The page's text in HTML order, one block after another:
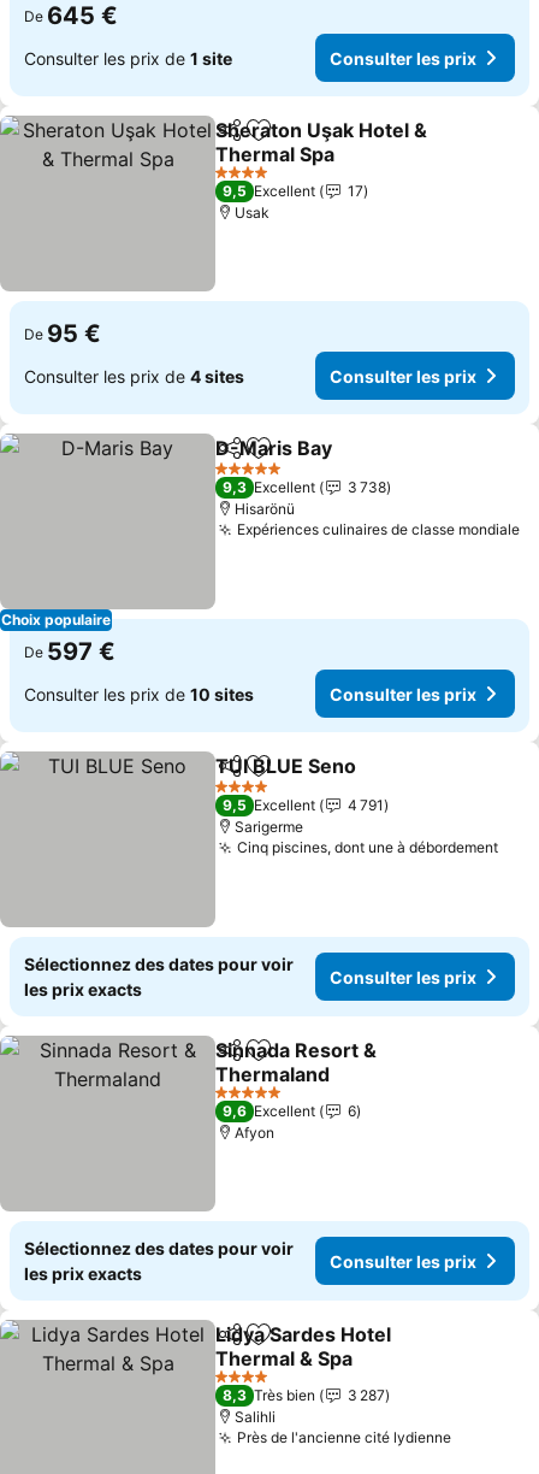
De 645 €
Consulter les prix de 1 site Consulter les prix
PartagerAjouter à mes favoris
Sheraton Uşak Hotel &
Thermal Spa
4 Étoiles
9,5 Excellent
17
Usak
De 95 €
Consulter les prix de 4 sites Consulter les prix
Choix populaire
PartagerAjouter à mes favoris
D-Maris Bay
5 Étoiles
9,3 Excellent
3 738
Hisarönü
Expériences culinaires de classe mondiale
De 597 €
Consulter les prix de 10 sites Consulter les prix
PartagerAjouter à mes favoris
TUI BLUE Seno
4 Étoiles
9,5 Excellent
4 791
Sarigerme
Cinq piscines, dont une à débordement
Sélectionnez des dates pour voir
les prix exacts
Consulter les prix
PartagerAjouter à mes favoris
Sinnada Resort &
Thermaland
5 Étoiles
9,6 Excellent
6
Afyon
Sélectionnez des dates pour voir
les prix exacts
Consulter les prix
PartagerAjouter à mes favoris
Lidya Sardes Hotel
Thermal & Spa
4 Étoiles
8,3 Très bien
3 287
Salihli
Près de l'ancienne cité lydienne